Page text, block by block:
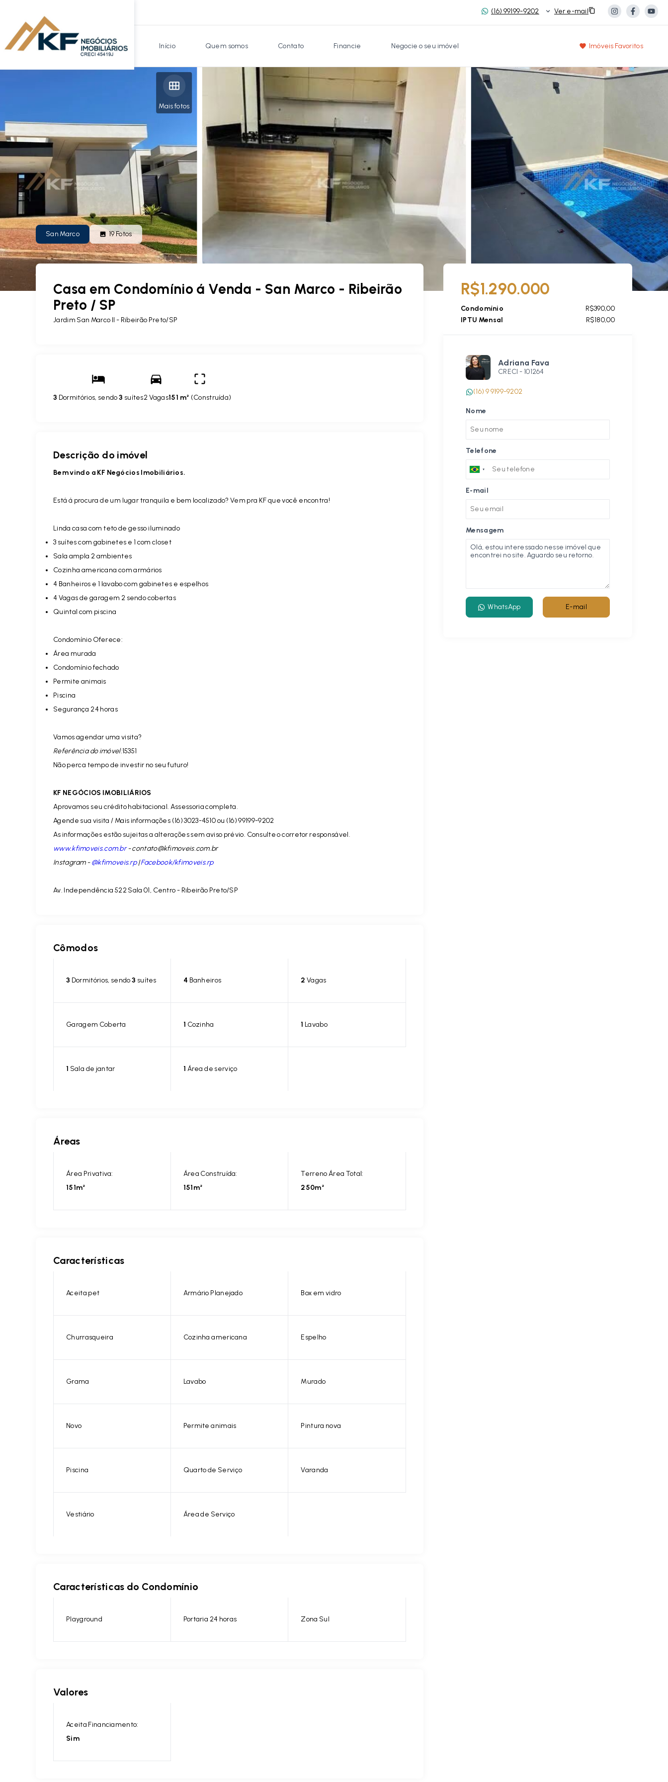
(16) 99199-9202 Ver e-mail
Início Quem somos Contato Financie Negocie o seu imóvel Imóveis Favoritos
Mais fotos
San Marco 19Fotos
Casa em Condomínio á Venda - San Marco - Ribeirão
Preto / SP
Jardim San Marco II - Ribeirão Preto/SP
3 Dormitórios, sendo3 suítes2 Vagas151 m² (Construída)
Descrição do imóvel
Bem vindo a KF Negócios Imobiliários.
Está á procura de um lugar tranquila e bem localizado? Vem pra KF que você encontra!
Linda casa com teto de gesso iluminado
3 suítes com gabinetes e 1 com closet
Sala ampla 2 ambientes
Cozinha americana com armários
4 Banheiros e 1 lavabo com gabinetes e espelhos
4 Vagas de garagem 2 sendo cobertas
Quintal com piscina
Condomínio Oferece:
Área murada
Condomínio fechado
Permite animais
Piscina
Segurança 24 horas
Vamos agendar uma visita?
Referência do imóvel:15351
Não perca tempo de investir no seu futuro!
KF NEGÓCIOS IMOBILIÁRIOS
Aprovamos seu crédito habitacional. Assessoria completa.
Agende sua visita / Mais informações (16) 3023-4510 ou (16) 99199-9202
As informações estão sujeitas a alterações sem aviso prévio. Consulte o corretor responsável.
www.kfimoveis.com.br-contato@kfimoveis.com.br
Instagram -@kfimoveis.rp|Facebook/kfimoveis.rp
Av. Independência 522 Sala 01, Centro - Ribeirão Preto/SP
Cômodos
3 Dormitórios, sendo3 suítes 4 Banheiros 2 Vagas
Garagem Coberta 1 Cozinha 1 Lavabo
1 Sala de jantar 1 Área de serviço
Áreas
Área Privativa:
151m²
Área Construída:
151m²
Terreno Área Total:
250m²
Características
Aceita pet Armário Planejado Box em vidro
Churrasqueira Cozinha americana Espelho
Grama Lavabo Murado
Novo Permite animais Pintura nova
Piscina Quarto de Serviço Varanda
Vestiário Área de Serviço
Características do Condomínio
Playground Portaria 24 horas Zona Sul
Valores
Aceita Financiamento:
Sim
R$1.290.000
Condomínio
R$390,00
IPTU Mensal
R$180,00
Adriana Fava
CRECI - 101264
(16) 9 9199-9202
Nome
Telefone
E-mail
Mensagem
WhatsApp E-mail